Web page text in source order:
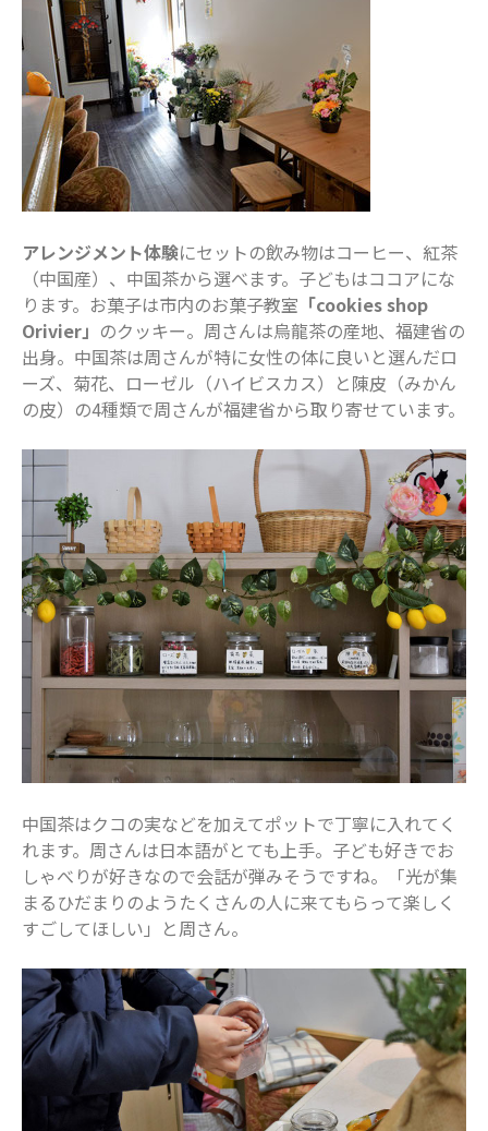
カテゴリー
お仕事
イベント
住まい
妊娠・出産
子どもの福祉（発達障がい・知的障が
い）
家事・生活術
病院・医療
美容・ファッション
船橋で活躍するママ
赤ちゃん・育児
食育
アレンジメント体験にセットの飲み物はコーヒー、紅茶
（中国産）、中国茶から選べます。子どもはココアにな
ります。お菓子は市内のお菓子教室 「cookies shop
Orivier」 のクッキー。周さんは烏龍茶の産地、福建省の
出身。中国茶は周さんが特に女性の体に良いと選んだロ
ーズ、菊花、ローゼル（ハイビスカス）と陳皮（みかん
の皮）の4種類で周さんが福建省から取り寄せています。
中国茶はクコの実などを加えてポットで丁寧に入れてく
れます。周さんは日本語がとても上手。子ども好きでお
しゃべりが好きなので会話が弾みそうですね。「光が集
まるひだまりのようたくさんの人に来てもらって楽しく
すごしてほしい」と周さん。